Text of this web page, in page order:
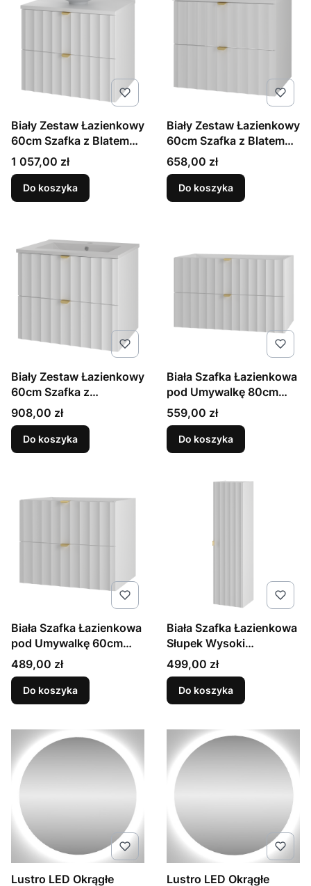
Biały Zestaw Łazienkowy
60cm Szafka z Blatem
Umywalka Ryflowane
Fronty Arcos
Cena
1 057,00 zł
Do koszyka
Biały Zestaw Łazienkowy
60cm Szafka z Blatem
Ryflowane Fronty Arcos
Cena
658,00 zł
Do koszyka
Biały Zestaw Łazienkowy
60cm Szafka z
Umywalką Ryflowane
Fronty Arcos
Cena
908,00 zł
Do koszyka
Biała Szafka Łazienkowa
pod Umywalkę 80cm
Ryflowane Fronty Arcos
Cena
559,00 zł
Do koszyka
Biała Szafka Łazienkowa
pod Umywalkę 60cm
Ryflowane Fronty Arcos
Cena
489,00 zł
Do koszyka
Biała Szafka Łazienkowa
Słupek Wysoki
Ryflowane Fronty Arcos
Cena
499,00 zł
Do koszyka
Lustro LED Okrągłe Lustro LED Okrągłe